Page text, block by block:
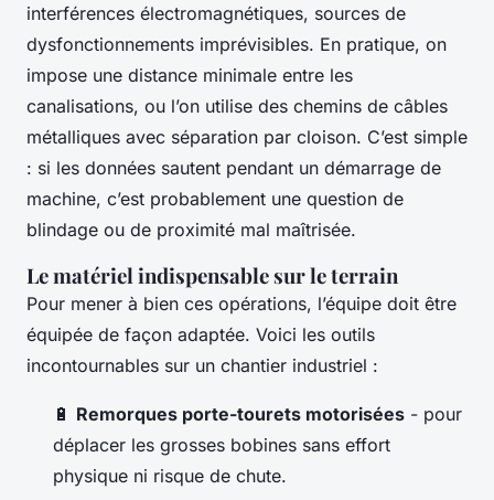
interférences électromagnétiques, sources de
dysfonctionnements imprévisibles. En pratique, on
impose une distance minimale entre les
canalisations, ou l’on utilise des chemins de câbles
métalliques avec séparation par cloison. C’est simple
: si les données sautent pendant un démarrage de
machine, c’est probablement une question de
blindage ou de proximité mal maîtrisée.
Le matériel indispensable sur le terrain
Pour mener à bien ces opérations, l’équipe doit être
équipée de façon adaptée. Voici les outils
incontournables sur un chantier industriel :
🔋 Remorques porte-tourets motorisées - pour
déplacer les grosses bobines sans effort
physique ni risque de chute.